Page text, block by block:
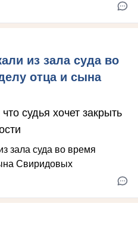
из зала суда во
отца и сына
судья хочет закрыть